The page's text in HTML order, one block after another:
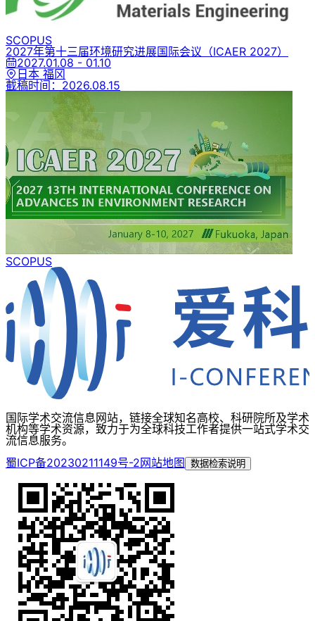
SCOPUS
2027年第十三届环境研究进展国际会议 （ICAER 2027）
2027.01.08 - 01.10
日本 福冈
截稿时间： 2026.08.15
SCOPUS
国际学术交流信息网站，链接全球知名高校、科研院所及学术
机构等学术资源，致力于为全球科技工作者提供一站式学术交
流信息服务。
蜀ICP备20230211149号-2网站地图 数据检索说明